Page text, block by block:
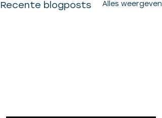
Recente blogposts Alles weergeven